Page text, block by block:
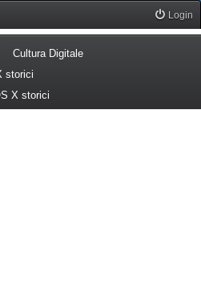
Login
(Opens a new tab)
Cultura Digitale(Opens a new tab)
storici
X storici